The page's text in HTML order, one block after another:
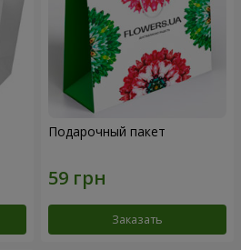
Подарочный пакет
Заказать